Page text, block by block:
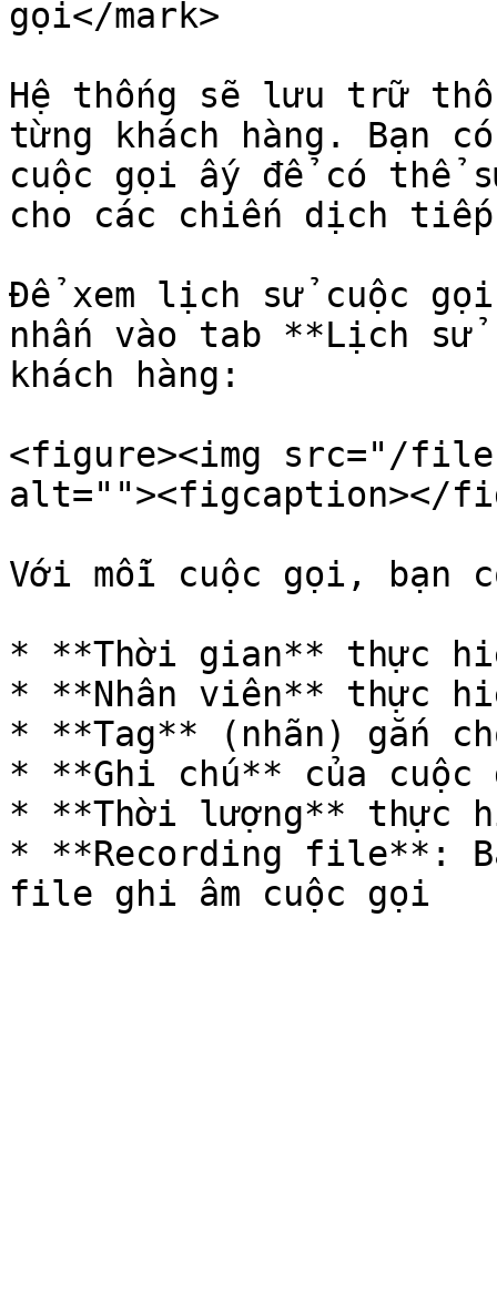
gọi</mark>
Hệ thống sẽ lưu trữ
từng khách hàng. Bạn
cuộc gọi ấy để có thể
cho các chiến dịch
Để xem lịch sử cuộc
nhấn vào tab **Lịch
khách hàng:
<figure><img src="/
alt=""><figcaption></
Với mỗi cuộc gọi, bạn
* **Thời gian** thực
* **Nhân viên** thực
* **Tag** (nhãn) gắn
* **Ghi chú** của cuộc
* **Thời lượng** thực
* **Recording file**: